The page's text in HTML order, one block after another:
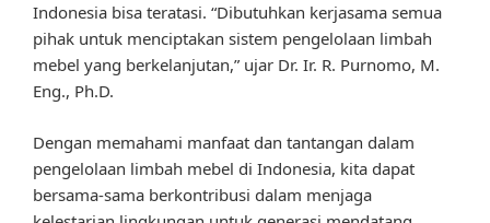
Indonesia bisa teratasi. “Dibutuhkan kerjasama semua
pihak untuk menciptakan sistem pengelolaan limbah
mebel yang berkelanjutan,” ujar Dr. Ir. R. Purnomo, M.
Eng., Ph.D.
Dengan memahami manfaat dan tantangan dalam
pengelolaan limbah mebel di Indonesia, kita dapat
bersama-sama berkontribusi dalam menjaga